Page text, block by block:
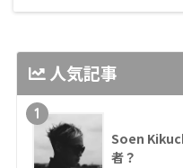
人気記事
1
Soen
者？